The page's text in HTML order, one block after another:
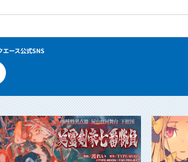
エース公式SNS